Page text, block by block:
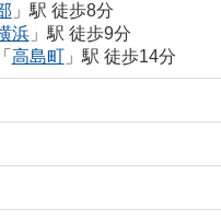
」駅 徒歩8分
浜」駅 徒歩9分
「 高島町」駅 徒歩14分